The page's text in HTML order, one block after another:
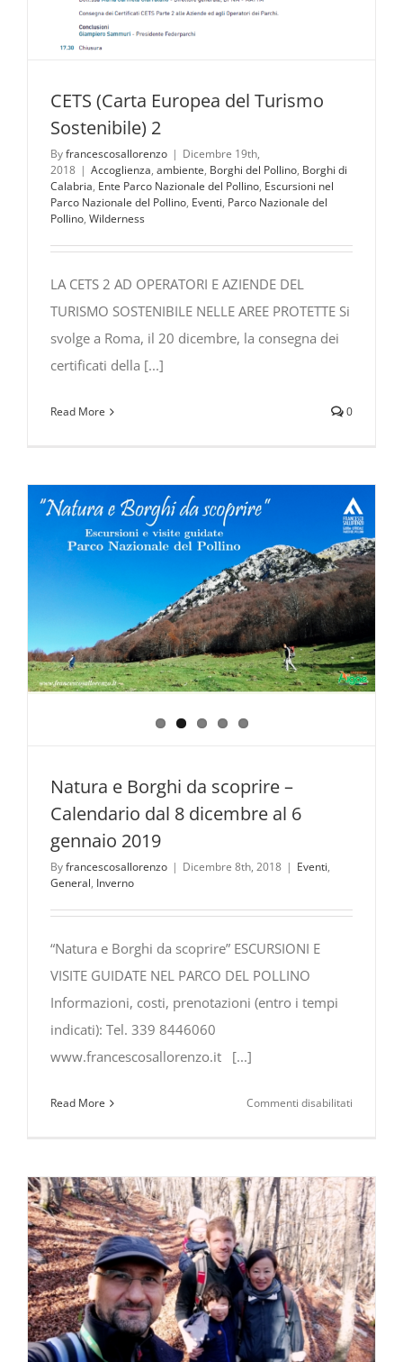
CETS (Carta Europea del Turismo
Sostenibile) 2
Byfrancescosallorenzo | Dicembre 19th,
2018 | Accoglienza, ambiente, Borghi del Pollino, Borghi di
Calabria, Ente Parco Nazionale del Pollino, Escursioni nel
Parco Nazionale del Pollino, Eventi, Parco Nazionale del
Pollino, Wilderness
LA CETS 2 AD OPERATORI E AZIENDE DEL
TURISMO SOSTENIBILE NELLE AREE PROTETTE Si
svolge a Roma, il 20 dicembre, la consegna dei
certificati della [...]
Read More 0
Natura e Borghi da scoprire –
Calendario dal 8 dicembre al 6
gennaio 2019
Byfrancescosallorenzo | Dicembre 8th, 2018 | Eventi,
General, Inverno
“Natura e Borghi da scoprire” ESCURSIONI E
VISITE GUIDATE NEL PARCO DEL POLLINO
Informazioni, costi, prenotazioni (entro i tempi
indicati): Tel. 339 8446060
www.francescosallorenzo.it [...]
Read More Commenti disabilitati
da
scoprire
–
dal
8
dicembre
al